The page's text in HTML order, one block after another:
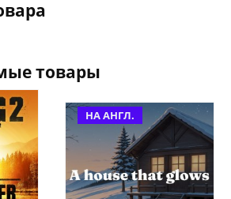
товары
НА АНГЛ.